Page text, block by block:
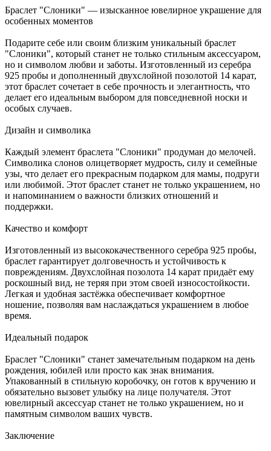
Браслет "Слоники" — изысканное ювелирное украшение для
особенных моментов
Подарите себе или своим близким уникальный браслет
"Слоники", который станет не только стильным аксессуаром,
но и символом любви и заботы. Изготовленный из серебра
925 пробы и дополненный двухслойной позолотой 14 карат,
этот браслет сочетает в себе прочность и элегантность, что
делает его идеальным выбором для повседневной носки и
особых случаев.
Дизайн и символика
Каждый элемент браслета "Слоники" продуман до мелочей.
Символика слонов олицетворяет мудрость, силу и семейные
узы, что делает его прекрасным подарком для мамы, подруги
или любимой. Этот браслет станет не только украшением, но
и напоминанием о важности близких отношений и
поддержки.
Качество и комфорт
Изготовленный из высококачественного серебра 925 пробы,
браслет гарантирует долговечность и устойчивость к
повреждениям. Двухслойная позолота 14 карат придаёт ему
роскошный вид, не теряя при этом своей износостойкости.
Легкая и удобная застёжка обеспечивает комфортное
ношение, позволяя вам наслаждаться украшением в любое
время.
Идеальный подарок
Браслет "Слоники" станет замечательным подарком на день
рождения, юбилей или просто как знак внимания.
Упакованный в стильную коробочку, он готов к вручению и
обязательно вызовет улыбку на лице получателя. Этот
ювелирный аксессуар станет не только украшением, но и
памятным символом ваших чувств.
Заключение